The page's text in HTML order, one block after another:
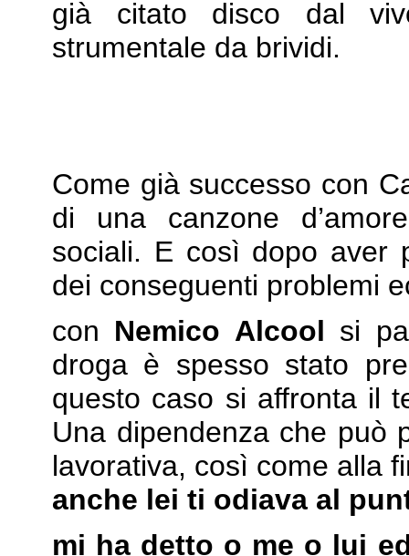
già citato disco dal
strumentale da brividi.
Come già successo con
di una canzone
sociali. E così dopo aver
dei conseguenti problemi
con Nemico Alcool si
droga è spesso stato
questo caso si affronta il
Una dipendenza che può
lavorativa, così come alla
anche lei ti odiava al
mi ha detto o me o lui